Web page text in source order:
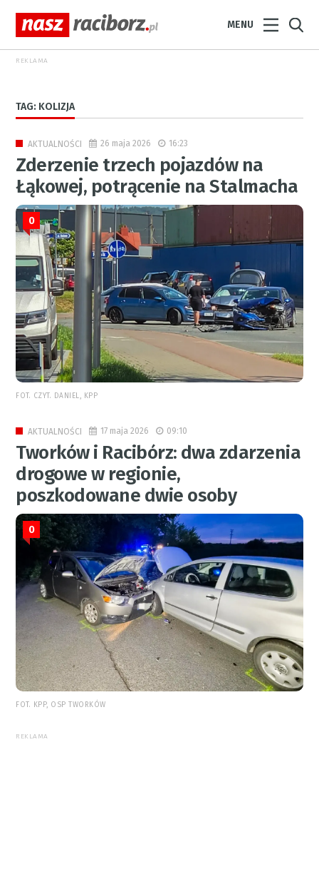
MENU
REKLAMA
TAG: KOLIZJA
AKTUALNOŚCI 26 maja 2026 16:23
Zderzenie trzech pojazdów na
Łąkowej, potrącenie na Stalmacha
0
FOT. CZYT. DANIEL, KPP
AKTUALNOŚCI 17 maja 2026 09:10
Tworków i Racibórz: dwa zdarzenia
drogowe w regionie,
poszkodowane dwie osoby
0
FOT. KPP, OSP TWORKÓW
REKLAMA